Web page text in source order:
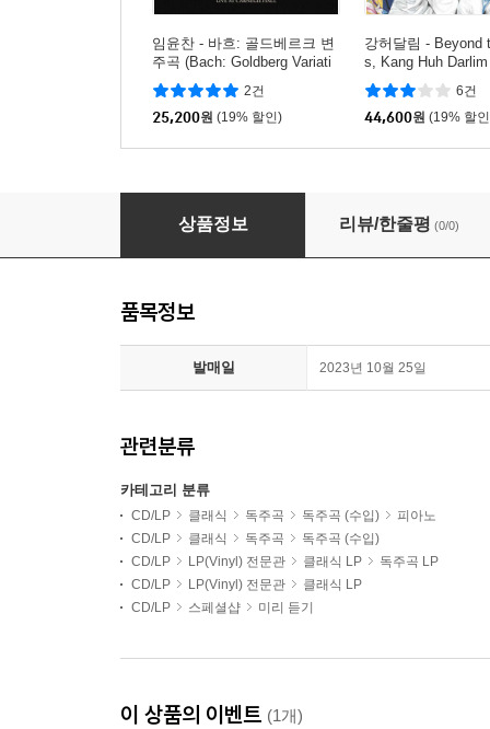
임윤찬 - 바흐: 골드베르크 변
주곡 (Bach: Goldberg Variati
ons)
2건
25,200원 (19% 할인)
강허달림 - Beyond
s, Kang Huh
6건
44,600원 (19% 할
Vikingur Olafsson 바흐: 골드베르크 변주곡
상품정보 리뷰/한줄평 (0/0)
품목정보
발매일 2023년 10월 25일
관련분류
카테고리 분류
CD/LP 클래식 독주곡 독주곡 (수입)
피아노
CD/LP
클래식 독주곡
독주곡 (수입)
CD/LP
LP(Vinyl) 전문관 클래식 LP
독주곡 LP
CD/LP
LP(Vinyl) 전문관
클래식 LP
CD/LP
스페셜샵 미리 듣기
이 상품의 이벤트 (1개)